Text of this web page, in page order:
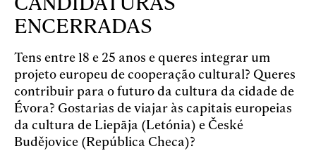
ENCERRADAS
Tens entre 18 e 25 anos e queres integrar um
projeto europeu de cooperação cultural? Queres
contribuir para o futuro da cultura da cidade de
Évora? Gostarias de viajar às capitais europeias
da cultura de Liepāja (Letónia) e České
Budějovice (República Checa)?